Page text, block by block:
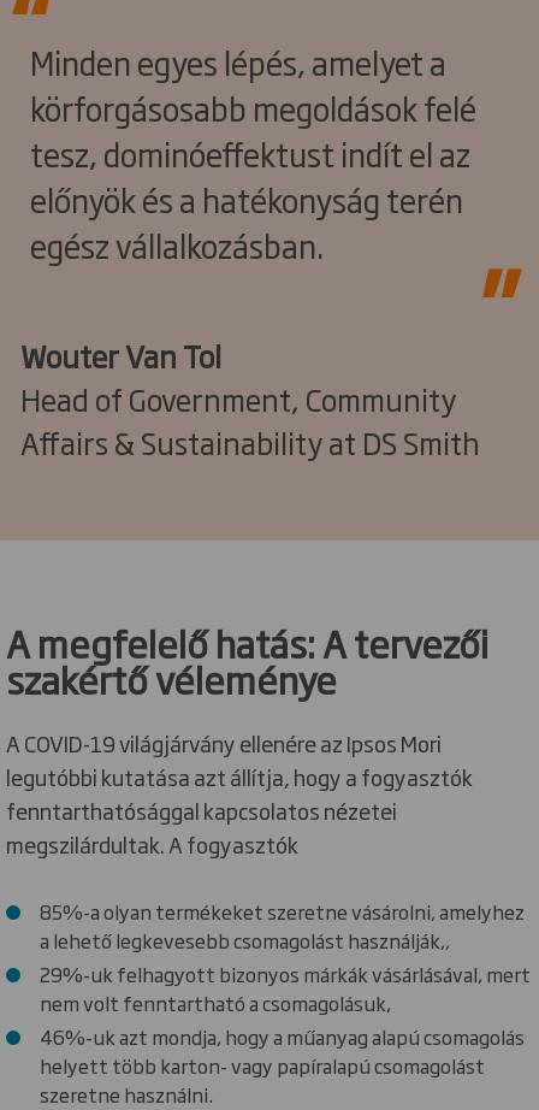
Minden egyes lépés, amelyet a
körforgásosabb megoldások felé
tesz, dominóeffektust indít el az
előnyök és a hatékonyság terén
egész vállalkozásban.
Wouter Van Tol
Head of Government, Community
Affairs & Sustainability at DS Smith
A megfelelő hatás: A tervezői
szakértő véleménye
A COVID-19 világjárvány ellenére az Ipsos Mori
legutóbbi kutatása azt állítja, hogy a fogyasztók
fenntarthatósággal kapcsolatos nézetei
megszilárdultak. A fogyasztók
85%-a olyan termékeket szeretne vásárolni, amelyhez
a lehető legkevesebb csomagolást használják,,
29%-uk felhagyott bizonyos márkák vásárlásával, mert
nem volt fenntartható a csomagolásuk,
46%-uk azt mondja, hogy a műanyag alapú csomagolás
helyett több karton- vagy papíralapú csomagolást
szeretne használni.